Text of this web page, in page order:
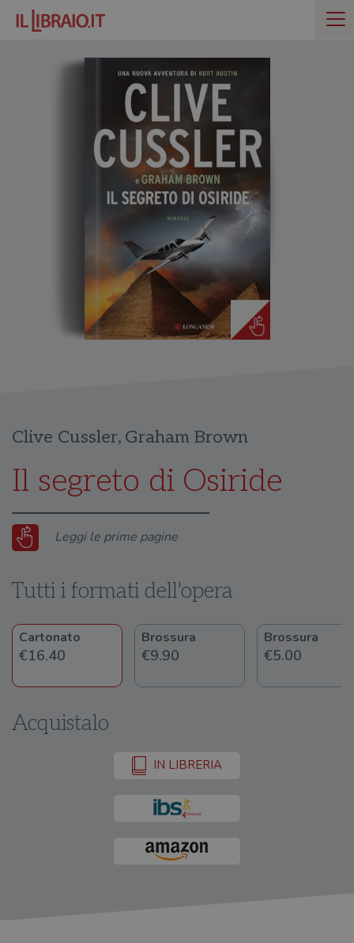
Clive Cussler, Graham Brown
Il segreto di Osiride
Leggi le prime pagine
Tutti i formati dell'opera
Cartonato
€16.40
Brossura
€9.90
Brossura
€5.00
Acquistalo
IN LIBRERIA